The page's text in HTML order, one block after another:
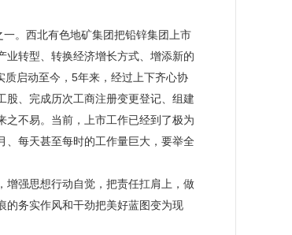
。西北有色地矿集团把铅锌集团上市
业转型、转换经济增长方式、增添新的
启动至今，5年来，经过上下齐心协
股、完成历次工商注册变更登记、组建
不易。当前，上市工作已经到了极为
、每天甚至每时的工作量巨大，要举全
增强思想行动自觉，把责任扛肩上，做
的务实作风和干劲把美好蓝图变为现